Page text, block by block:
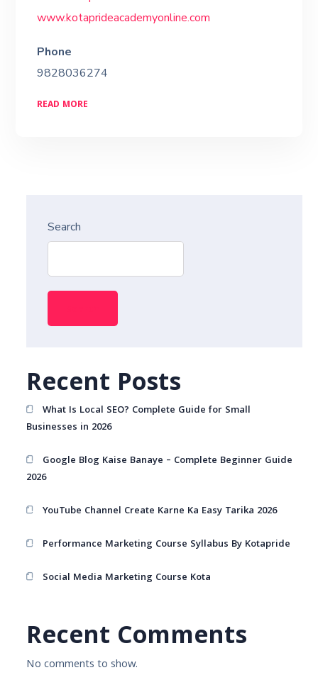
www.kotaprideacademyonline.com
Phone
9828036274
READ MORE
Search
Recent Posts
What Is Local SEO? Complete Guide for Small
Businesses in 2026
Google Blog Kaise Banaye – Complete Beginner Guide
2026
YouTube Channel Create Karne Ka Easy Tarika 2026
Performance Marketing Course Syllabus By Kotapride
Social Media Marketing Course Kota
Recent Comments
No comments to show.